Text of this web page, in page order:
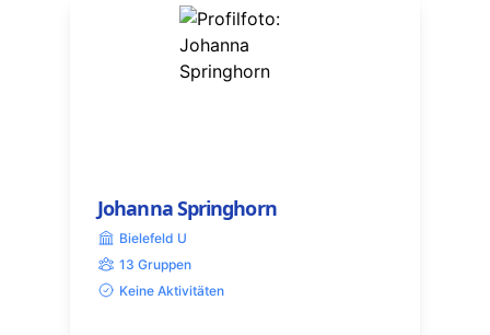
Johanna Springhorn
Bielefeld U
13 Gruppen
Keine Aktivitäten